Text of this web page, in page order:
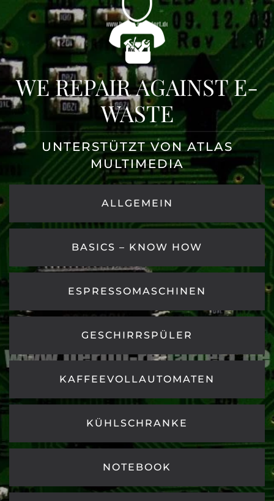
Zum Hauptinhalt springen
WE REPAIR AGAINST E-
WASTE
UNTERSTÜTZT VON ATLAS
MULTIMEDIA
ALLGEMEIN
BASICS – KNOW HOW
ESPRESSOMASCHINEN
GESCHIRRSPÜLER
KAFFEEVOLLAUTOMATEN
KÜHLSCHRANKE
NOTEBOOK